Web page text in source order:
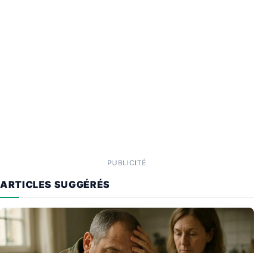
PUBLICITÉ
ARTICLES SUGGÉRÉS